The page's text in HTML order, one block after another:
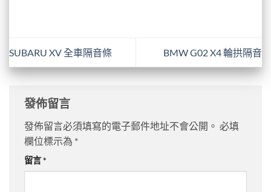
SUBARU XV 全車隔音條 BMW G02 X4 輪拱隔音
發佈留言
發佈留言必須填寫的電子郵件地址不會公開。 必填
欄位標示為 *
留言*